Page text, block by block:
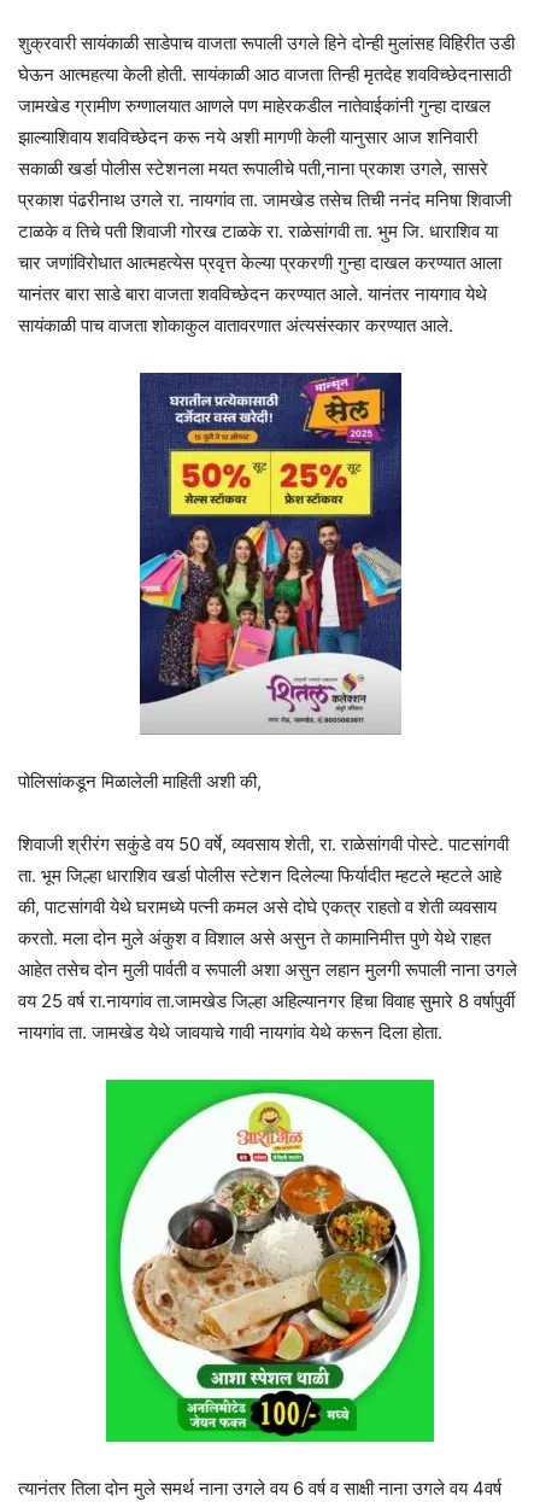
शुक्रवारी सायंकाळी साडेपाच वाजता रूपाली उगले हिने दोन्ही मुलांसह विहिरीत उडी
घेऊन आत्महत्या केली होती. सायंकाळी आठ वाजता तिन्ही मृतदेह शवविच्छेदनासाठी
जामखेड ग्रामीण रुग्णालयात आणले पण माहेरकडील नातेवाईकांनी गुन्हा दाखल
झाल्याशिवाय शवविच्छेदन करू नये अशी मागणी केली यानुसार आज शनिवारी
सकाळी खर्डा पोलीस स्टेशनला मयत रूपालीचे पती,नाना प्रकाश उगले, सासरे
प्रकाश पंढरीनाथ उगले रा. नायगांव ता. जामखेड तसेच तिची ननंद मनिषा शिवाजी
टाळके व तिचे पती शिवाजी गोरख टाळके रा. राळेसांगवी ता. भुम जि. धाराशिव या
चार जणांविरोधात आत्महत्येस प्रवृत्त केल्या प्रकरणी गुन्हा दाखल करण्यात आला
यानंतर बारा साडे बारा वाजता शवविच्छेदन करण्यात आले. यानंतर नायगाव येथे
सायंकाळी पाच वाजता शोकाकुल वातावरणात अंत्यसंस्कार करण्यात आले.
पोलिसांकडून मिळालेली माहिती अशी की,
शिवाजी श्रीरंग सकुंडे वय 50 वर्षे, व्यवसाय शेती, रा. राळेसांगवी पोस्टे. पाटसांगवी
ता. भूम जिल्हा धाराशिव खर्डा पोलीस स्टेशन दिलेल्या फिर्यादीत म्हटले म्हटले आहे
की, पाटसांगवी येथे घरामध्ये पत्नी कमल असे दोघे एकत्र राहतो व शेती व्यवसाय
करतो. मला दोन मुले अंकुश व विशाल असे असुन ते कामानिमीत्त पुणे येथे राहत
आहेत तसेच दोन मुली पार्वती व रूपाली अशा असुन लहान मुलगी रूपाली नाना उगले
वय 25 वर्ष रा.नायगांव ता.जामखेड जिल्हा अहिल्यानगर हिचा विवाह सुमारे 8 वर्षापुर्वी
नायगांव ता. जामखेड येथे जावयाचे गावी नायगांव येथे करून दिला होता.
त्यानंतर तिला दोन मुले समर्थ नाना उगले वय 6 वर्ष व साक्षी नाना उगले वय 4वर्ष